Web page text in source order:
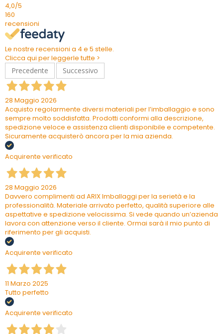
4,0/5
160
recensioni
Le nostre recensioni a 4 e 5 stelle.
Clicca qui per leggerle tutte >
Precedente
Successivo
28 Maggio 2026
Acquisto regolarmente diversi materiali per l’imballaggio e sono
sempre molto soddisfatta. Prodotti conformi alla descrizione,
spedizione veloce e assistenza clienti disponibile e competente.
Sicuramente acquisterò ancora per la mia azienda.
Acquirente verificato
28 Maggio 2026
Davvero complimenti ad ARIX Imballaggi per la serietà e la
professionalità. Materiale arrivato perfetto, qualità superiore alle
aspettative e spedizione velocissima. Si vede quando un’azienda
lavora con attenzione verso il cliente. Ormai sarà il mio punto di
riferimento per gli acquisti.
Acquirente verificato
11 Marzo 2025
Tutto perfetto
Acquirente verificato